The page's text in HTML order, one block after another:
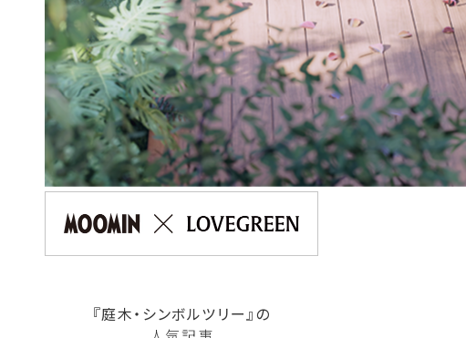
『庭木・シンボルツリー』の